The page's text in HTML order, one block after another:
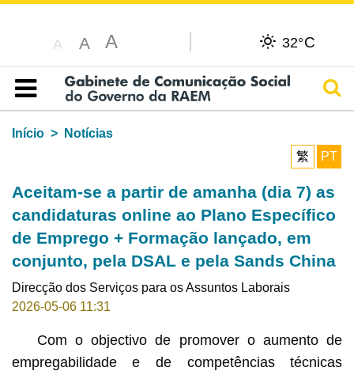
A A A 32°C
Índice
Início
Notícias
繁
PT
Aceitam-se a partir de amanha (dia 7) as
candidaturas online ao Plano Específico
de Emprego + Formação lançado, em
conjunto, pela DSAL e pela Sands China
Direcção dos Serviços para os Assuntos Laborais
2026-05-06 11:31
Com o objectivo de promover o aumento de
empregabilidade e de competências técnicas